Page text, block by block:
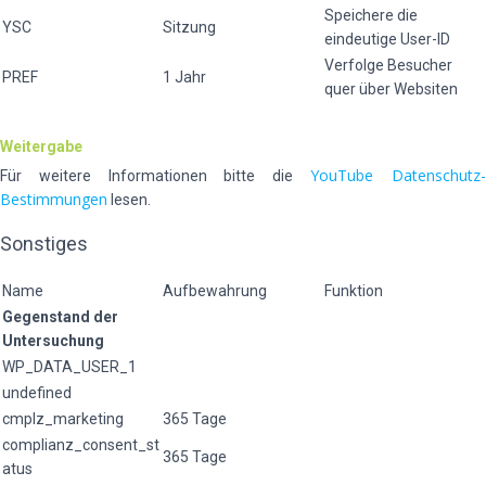
YSC Sitzung
Speichere die
eindeutige User-ID
PREF 1 Jahr
Verfolge Besucher
quer über Websiten
Weitergabe
Für weitere Informationen bitte dieYouTube Datenschutz-
Bestimmungen lesen.
Sonstiges
Name Aufbewahrung
Funktion
Gegenstand der
Untersuchung
WP_DATA_USER_1
undefined
cmplz_marketing
365 Tage
complianz_consent_st
atus
365 Tage